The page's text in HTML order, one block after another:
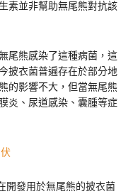
素並非幫助無尾熊對抗該
尾熊感染了這種病菌，這
披衣菌普遍存在於部分地
的影響不大，但當無尾熊
炎、尿道感染、囊腫等症
開發用於無尾熊的披衣菌